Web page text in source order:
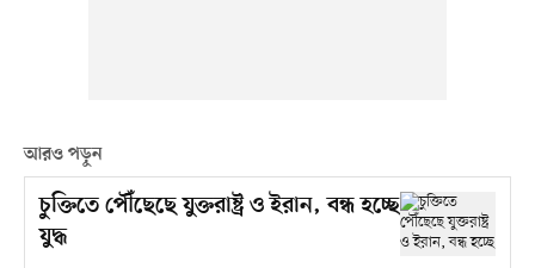
আরও পড়ুন
চুক্তিতে পৌঁছেছে যুক্তরাষ্ট্র ও ইরান, বন্ধ হচ্ছে
যুদ্ধ